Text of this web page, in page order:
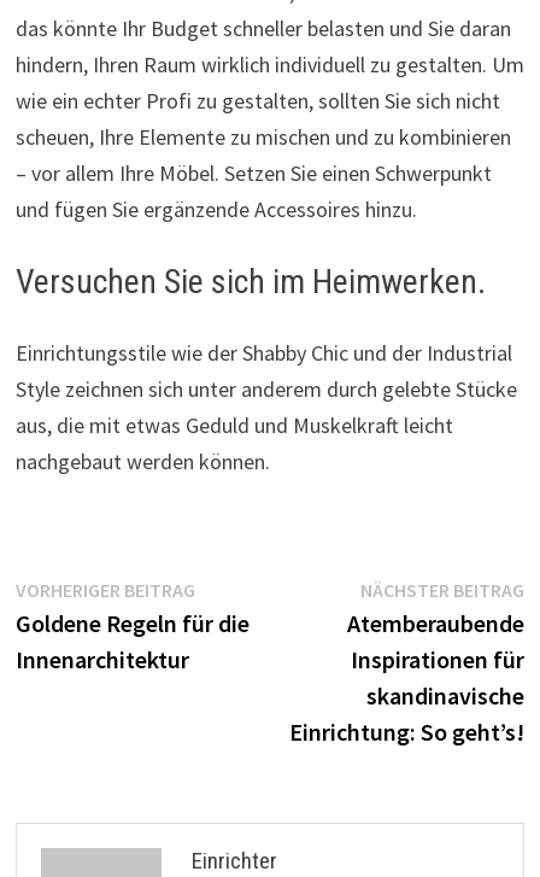
das könnte Ihr Budget schneller belasten und Sie daran
hindern, Ihren Raum wirklich individuell zu gestalten. Um
wie ein echter Profi zu gestalten, sollten Sie sich nicht
scheuen, Ihre Elemente zu mischen und zu kombinieren
– vor allem Ihre Möbel. Setzen Sie einen Schwerpunkt
und fügen Sie ergänzende Accessoires hinzu.
Versuchen Sie sich im Heimwerken.
Einrichtungsstile wie der Shabby Chic und der Industrial
Style zeichnen sich unter anderem durch gelebte Stücke
aus, die mit etwas Geduld und Muskelkraft leicht
nachgebaut werden können.
Beitragsnavigation
VORHERIGER BEITRAGVorheriger
Beitrag:
Goldene Regeln für die
Innenarchitektur
NÄCHSTER BEITRAG
Atemberaubende
Inspirationen für
skandinavische
Einrichtung: So geht’s!
Einrichter